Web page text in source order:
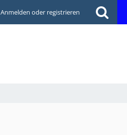
Anmelden oder registrieren